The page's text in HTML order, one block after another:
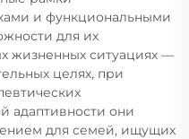
и функциональными
для их
жизненных ситуациях —
целях, при
адаптивности они
для семей, ищущих